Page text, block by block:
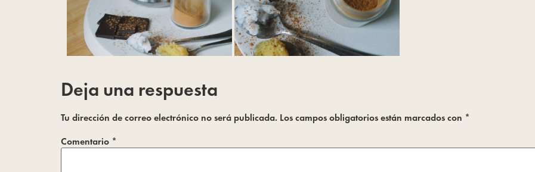
Deja una respuesta
Tu dirección de correo electrónico no será publicada. Los campos obligatorios están marcados con *
Comentario *